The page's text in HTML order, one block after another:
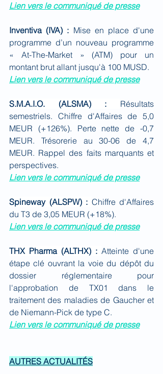
Lien vers le communiqué de presse
Inventiva (IVA) : Mise en place d'une
programme d’un nouveau programme
« At-The-Market » (ATM) pour un
montant brut allant jusqu'à 100 MUSD.
Lien vers le communiqué de presse
S.M.A.I.O. (ALSMA) : Résultats
semestriels. Chiffre d'Affaires de 5,0
MEUR (+126%). Perte nette de -0,7
MEUR. Trésorerie au 30-06 de 4,7
MEUR. Rappel des faits marquants et
perspectives.
Lien vers le communiqué de presse
Spineway (ALSPW) : Chiffre d'Affaires
du T3 de 3,05 MEUR (+18%).
Lien vers le communiqué de presse
THX Pharma (ALTHX) : Atteinte d'une
étape clé ouvrant la voie du dépôt du
dossier réglementaire pour
l'approbation de TX01 dans le
traitement des maladies de Gaucher et
de Niemann-Pick de type C.
Lien vers le communiqué de presse
AUTRES ACTUALITÉS